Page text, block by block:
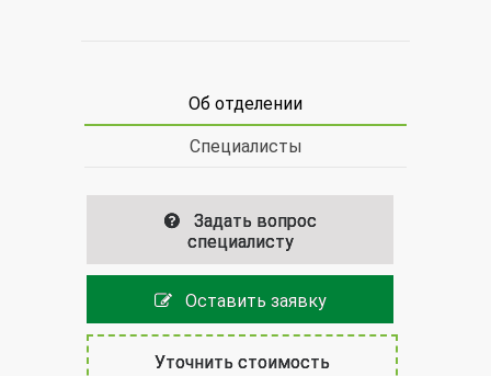
Об отделении
Специалисты
Задать вопрос
специалисту
Оставить заявку
Уточнить стоимость